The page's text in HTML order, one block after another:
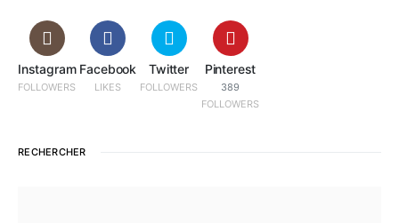
Instagram
FOLLOWERS
Facebook
LIKES
Twitter
FOLLOWERS
Pinterest
389
FOLLOWERS
RECHERCHER